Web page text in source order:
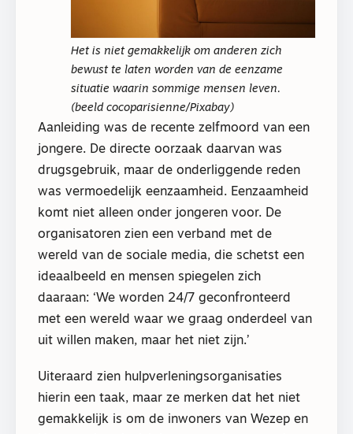
Het is niet gemakkelijk om anderen zich
bewust te laten worden van de eenzame
situatie waarin sommige mensen leven.
(beeld cocoparisienne/Pixabay)
Aanleiding was de recente zelfmoord van een
jongere. De directe oorzaak daarvan was
drugsgebruik, maar de onderliggende reden
was vermoedelijk eenzaamheid. Eenzaamheid
komt niet alleen onder jongeren voor. De
organisatoren zien een verband met de
wereld van de sociale media, die schetst een
ideaalbeeld en mensen spiegelen zich
daaraan: ‘We worden 24/7 geconfronteerd
met een wereld waar we graag onderdeel van
uit willen maken, maar het niet zijn.’
Uiteraard zien hulpverleningsorganisaties
hierin een taak, maar ze merken dat het niet
gemakkelijk is om de inwoners van Wezep en